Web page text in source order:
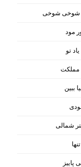
شوخی شوخی
مود
تو
مملکت
ببین
شمالی